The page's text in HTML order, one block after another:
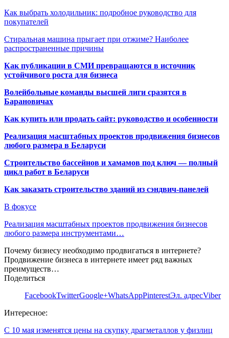
Как выбрать холодильник: подробное руководство для
покупателей
Стиральная машина прыгает при отжиме? Наиболее
распространенные причины
Как публикации в СМИ превращаются в источник
устойчивого роста для бизнеса
Волейбольные команды высшей лиги сразятся в
Барановичах
Как купить или продать сайт: руководство и особенности
Реализация масштабных проектов продвижения бизнесов
любого размера в Беларуси
Строительство бассейнов и хамамов под ключ — полный
цикл работ в Беларуси
Как заказать строительство зданий из сэндвич-панелей
В фокусе
Реализация масштабных проектов продвижения бизнесов
любого размера инструментами…
Почему бизнесу необходимо продвигаться в интернете?
Продвижение бизнеса в интернете имеет ряд важных
преимуществ…
Поделиться
FacebookTwitterGoogle+WhatsAppPinterestЭл. адресViber
Интересное:
С 10 мая изменятся цены на скупку драгметаллов у физлиц